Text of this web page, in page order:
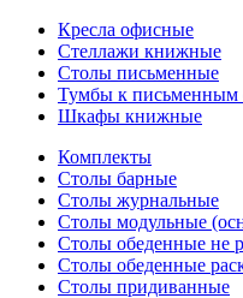
Кресла офисные
Стеллажи книжные
Столы письменные
Тумбы к письменным
Шкафы книжные
Комплекты
Столы барные
Столы журнальные
Столы модульные
Столы обеденные не
Столы обеденные
Столы придиванные